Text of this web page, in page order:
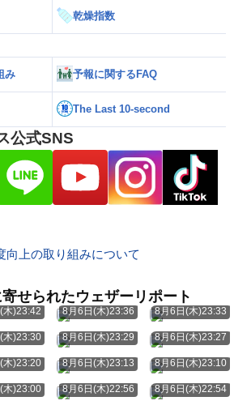
乾燥指数
み 予報に関するFAQ
The Last 10-second
公式SNS
向上の取り組みについて
せられたウェザーリポート
木)23:42 8月6日(木)23:36 8月6日(木)23:33
木)23:30 8月6日(木)23:29 8月6日(木)23:27
木)23:20 8月6日(木)23:13 8月6日(木)23:10
木)23:00 8月6日(木)22:56 8月6日(木)22:54